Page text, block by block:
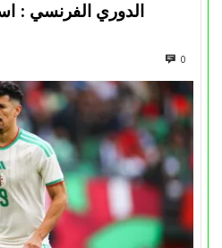
الدوري الفرنسي :
0